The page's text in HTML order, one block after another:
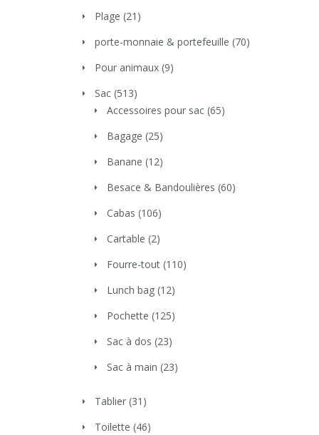
Plage (21)
porte-monnaie & portefeuille (70)
Pour animaux (9)
Sac (513)
Accessoires pour sac (65)
Bagage (25)
Banane (12)
Besace & Bandoulières (60)
Cabas (106)
Cartable (2)
Fourre-tout (110)
Lunch bag (12)
Pochette (125)
Sac à dos (23)
Sac à main (23)
Tablier (31)
Toilette (46)